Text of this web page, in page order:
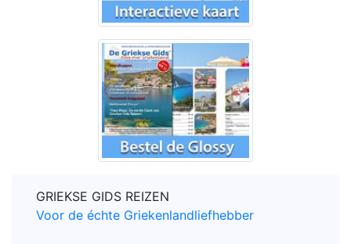
GRIEKSE GIDS REIZEN
Voor de échte Griekenlandliefhebber